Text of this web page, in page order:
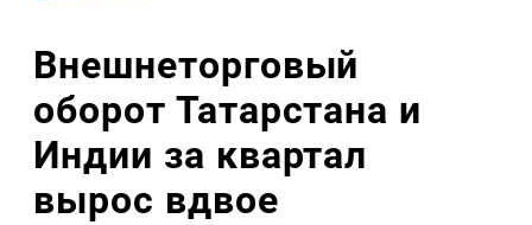
Внешнеторговый
оборот Татарстана и
Индии за квартал
вырос вдвое